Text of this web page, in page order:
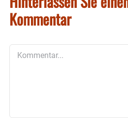
Kommentar